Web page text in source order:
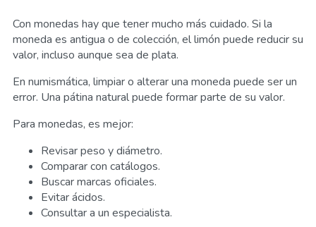
Con monedas hay que tener mucho más cuidado. Si la
moneda es antigua o de colección, el limón puede reducir su
valor, incluso aunque sea de plata.
En numismática, limpiar o alterar una moneda puede ser un
error. Una pátina natural puede formar parte de su valor.
Para monedas, es mejor:
Revisar peso y diámetro.
Comparar con catálogos.
Buscar marcas oficiales.
Evitar ácidos.
Consultar a un especialista.